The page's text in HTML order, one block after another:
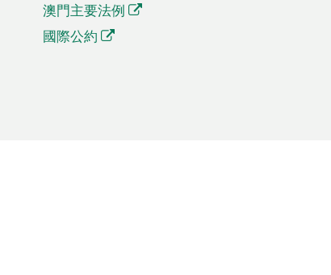
澳門主要法例
國際公約